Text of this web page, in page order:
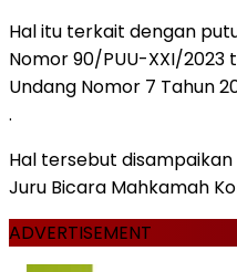
Hal itu terkait dengan
Nomor 90/PUU-XXI/2023
Undang Nomor 7 Tahun
.
Hal tersebut
Juru Bicara Mahkamah
ADVERTISEMENT